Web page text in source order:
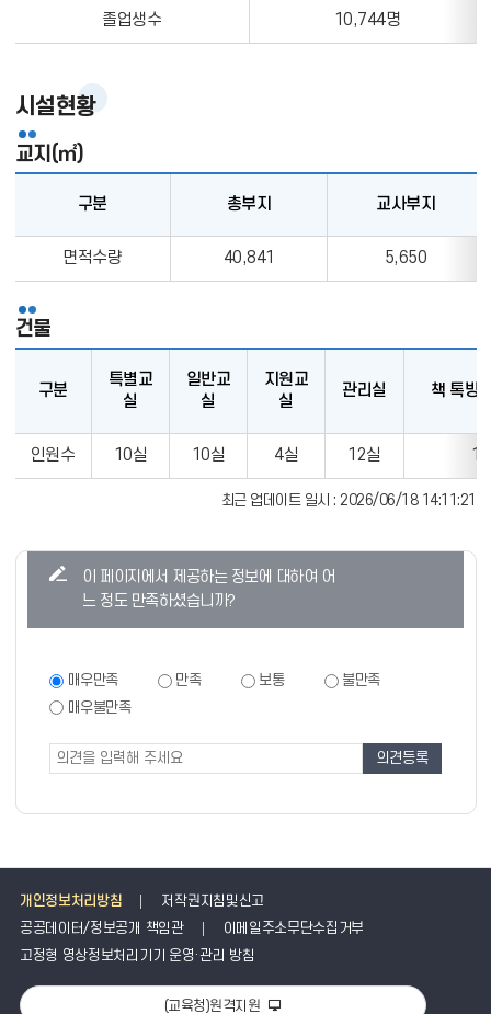
황
졸업생수 10,744명
시설현황
교지(㎡)
황
구분 총부지 교사부지
면적수량 40,841 5,650
건물
구분
특별교
실
일반교
실
지원교
실
관리실 책 톡방(
인원수 10실 10실 4실 12실 1
최근 업데이트 일시 : 2026/06/18 14:11:21
이 페이지에서 제공하는 정보에 대하여 어
느 정도 만족하셨습니까?
만
족
조
사
매우만족 만족 보통
불만족
매우불만족
개인정보처리방침
저작권지침및신고
공공데이터/정보공개 책임관
이메일주소무단수집거부
고정형 영상정보처리기기 운영·관리 방침
(교육청)원격지원